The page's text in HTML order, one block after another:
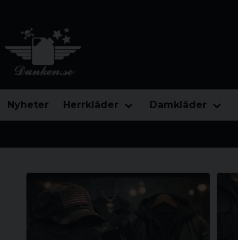
Nyheter Herrkläder Damkläder